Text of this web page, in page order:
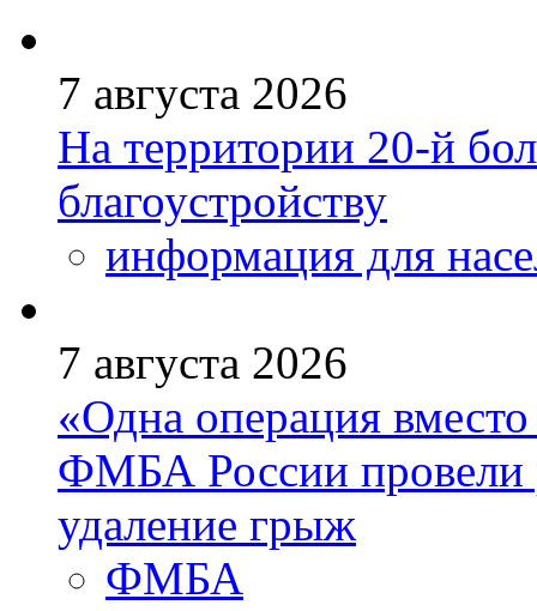
7 августа 2026
На территории 20-й
благоустройству
информация для
7 августа 2026
«Одна операция
ФМБА России провели
удаление грыж
ФМБА